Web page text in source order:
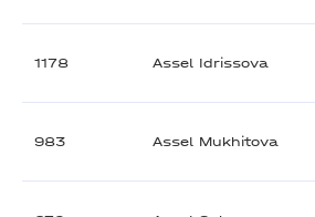
1178 Assel Idrissova
983 Assel Mukhitova